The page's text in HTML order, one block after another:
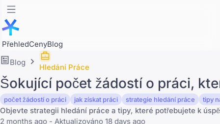
PřehledCenyBlog
Blog
Hledání Práce
Šokující počet žádostí o práci,
počet žádostí o práci jak získat práci strategie hledání práce tipy
Objevte strategii hledání práce a tipy, které potřebujete k
2 months ago - Aktualizováno 18 days ago